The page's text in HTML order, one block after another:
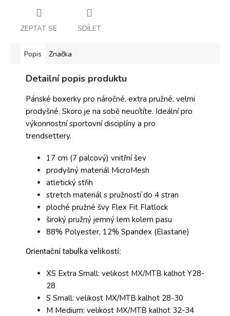
ZEPTAT SE SDÍLET
Popis Značka
Detailní popis produktu
Pánské boxerky pro náročné, extra pružné, velmi
prodyšné. Skoro je na sobě neucítíte. Ideální pro
výkonnostní sportovní disciplíny a pro
trendsettery.
17 cm (7 palcový) vnitřní šev
prodyšný materiál MicroMesh
atletický střih
stretch materiál s pružností do 4 stran
ploché pružné švy Flex Fit Flatlock
široký pružný jemný lem kolem pasu
88% Polyester, 12% Spandex (Elastane)
Orientační tabulka velikostí:
XS Extra Small: velikost MX/MTB kalhot Y28-
28
S Small: velikost MX/MTB kalhot 28-30
M Medium: velikost MX/MTB kalhot 32-34